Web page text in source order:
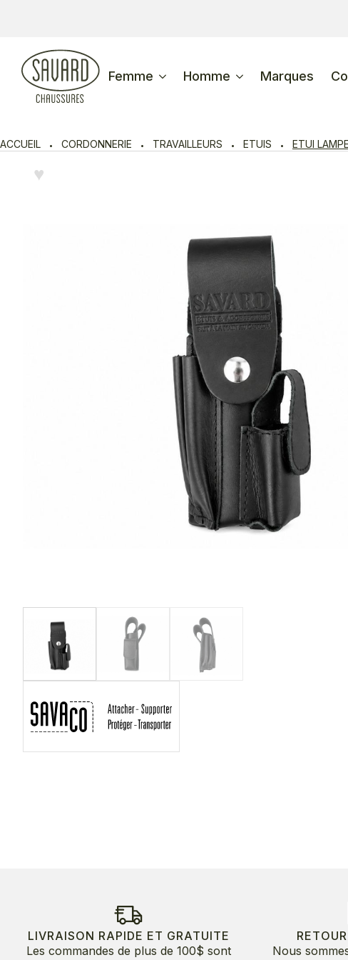
Femme Homme Marques
ACCUEIL CORDONNERIE TRAVAILLEURS ETUIS ETUI
♥︎
LIVRAISON RAPIDE ET GRATUITE
Les commandes de plus de 100$ sont
Nous